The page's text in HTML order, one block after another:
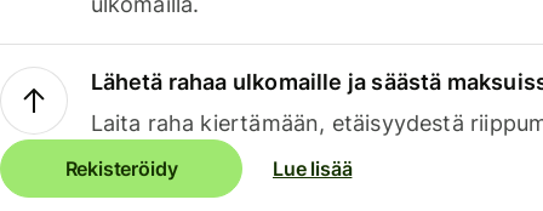
Lähetä rahaa ulkomaille ja säästä
Laita raha kiertämään, etäisyydestä
Rekisteröidy Lue lisää